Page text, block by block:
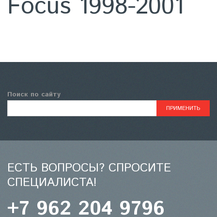
Поиск по сайту
ЕСТЬ ВОПРОСЫ? СПРОСИТЕ
СПЕЦИАЛИСТА!
+7 962 204 9796